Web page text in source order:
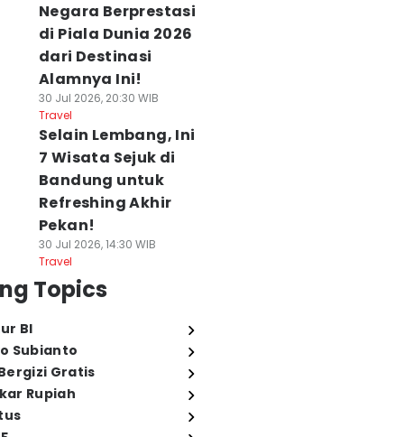
Negara Berprestasi
di Piala Dunia 2026
dari Destinasi
Alamnya Ini!
30 Jul 2026, 20:30 WIB
Travel
Selain Lembang, Ini
7 Wisata Sejuk di
Bandung untuk
Refreshing Akhir
Pekan!
30 Jul 2026, 14:30 WIB
Travel
Topics
BI
Subianto
Gratis
Rupiah